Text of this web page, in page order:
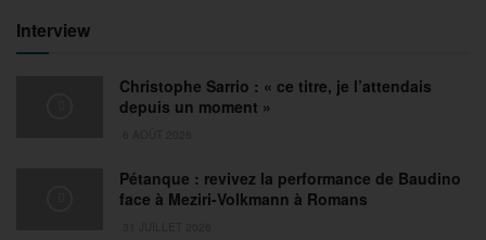
Interview
Christophe Sarrio : « ce titre, je l’attendais
depuis un moment »
Pétanque : revivez la performance de Baudino
face à Meziri-Volkmann à Romans